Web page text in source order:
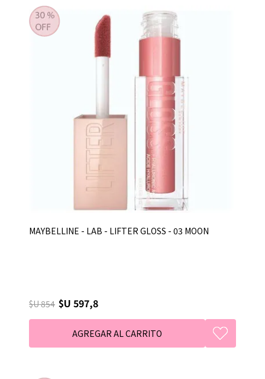
MAYBELLINE - LAB - LIFTER GLOSS - 03 MOON
$U 854 $U 597,8